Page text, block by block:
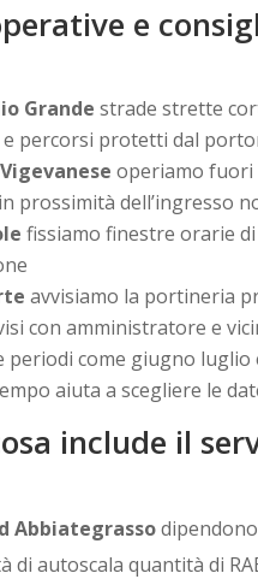
e
Grande strade strette
percorsi protetti dal
Vigevanese operiamo fuori
prossimità dell’ingresso
fissiamo finestre orarie
avvisiamo la portineria
con amministratore e
periodi come giugno
aiuta a scegliere le
include il
Abbiategrasso
di autoscala quantità di